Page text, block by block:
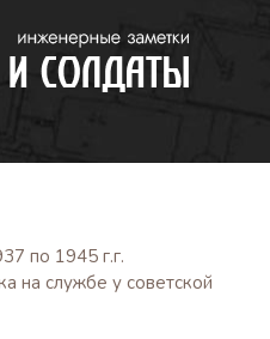
по 1945 г.г.
на службе у советской